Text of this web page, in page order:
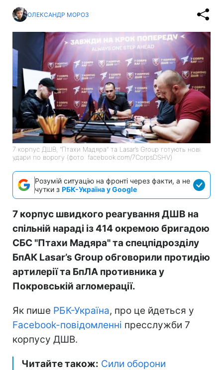
ОЛЕКСАНДР МОРОЗ
7 корпус ДШВ, "Птахи Мадяра" та Lasar’s Group готують нові
удари по ворогу (фото: facebook.com/7CorpsDSHV)
Розумій ситуацію на фронті через факти, а не
чутки з РБК-Україна у Google
7 корпус швидкого реагування ДШВ на
спільній нараді із 414 окремою бригадою
СБС "Птахи Мадяра" та спецпідрозділу
БпАК Lasar’s Group обговорили протидію
артилерії та БпЛА противника у
Покровській агломерації.
Як пише РБК-Україна, про це йдеться у
Facebook-повідомленні пресслужби 7
корпусу ДШВ.
Читайте також: Сили оборони